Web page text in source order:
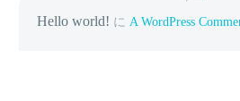
Hello world! に A WordPress